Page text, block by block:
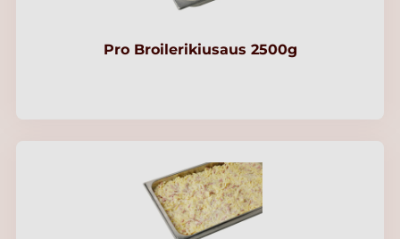
Pro Broilerikiusaus 2500g